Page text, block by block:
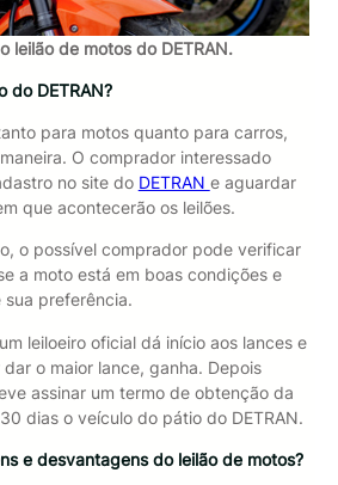
leilão de motos do DETRAN.
do DETRAN?
para motos quanto para carros,
O comprador interessado
no site do DETRAN e aguardar
que acontecerão os leilões.
o possível comprador pode verificar
a moto está em boas condições e
sua preferência.
leiloeiro oficial dá início aos lances e
o maior lance, ganha. Depois
assinar um termo de obtenção da
dias o veículo do pátio do DETRAN.
e desvantagens do leilão de motos?